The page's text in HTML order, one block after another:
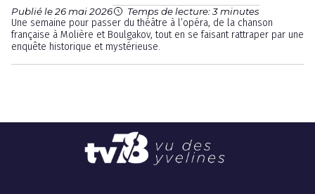
Publié le 26 mai 2026 Temps de lecture: 3 minutes
Une semaine pour passer du théâtre à l’opéra, de la chanson
française à Molière et Boulgakov, tout en se faisant rattraper par une
enquête historique et mystérieuse.